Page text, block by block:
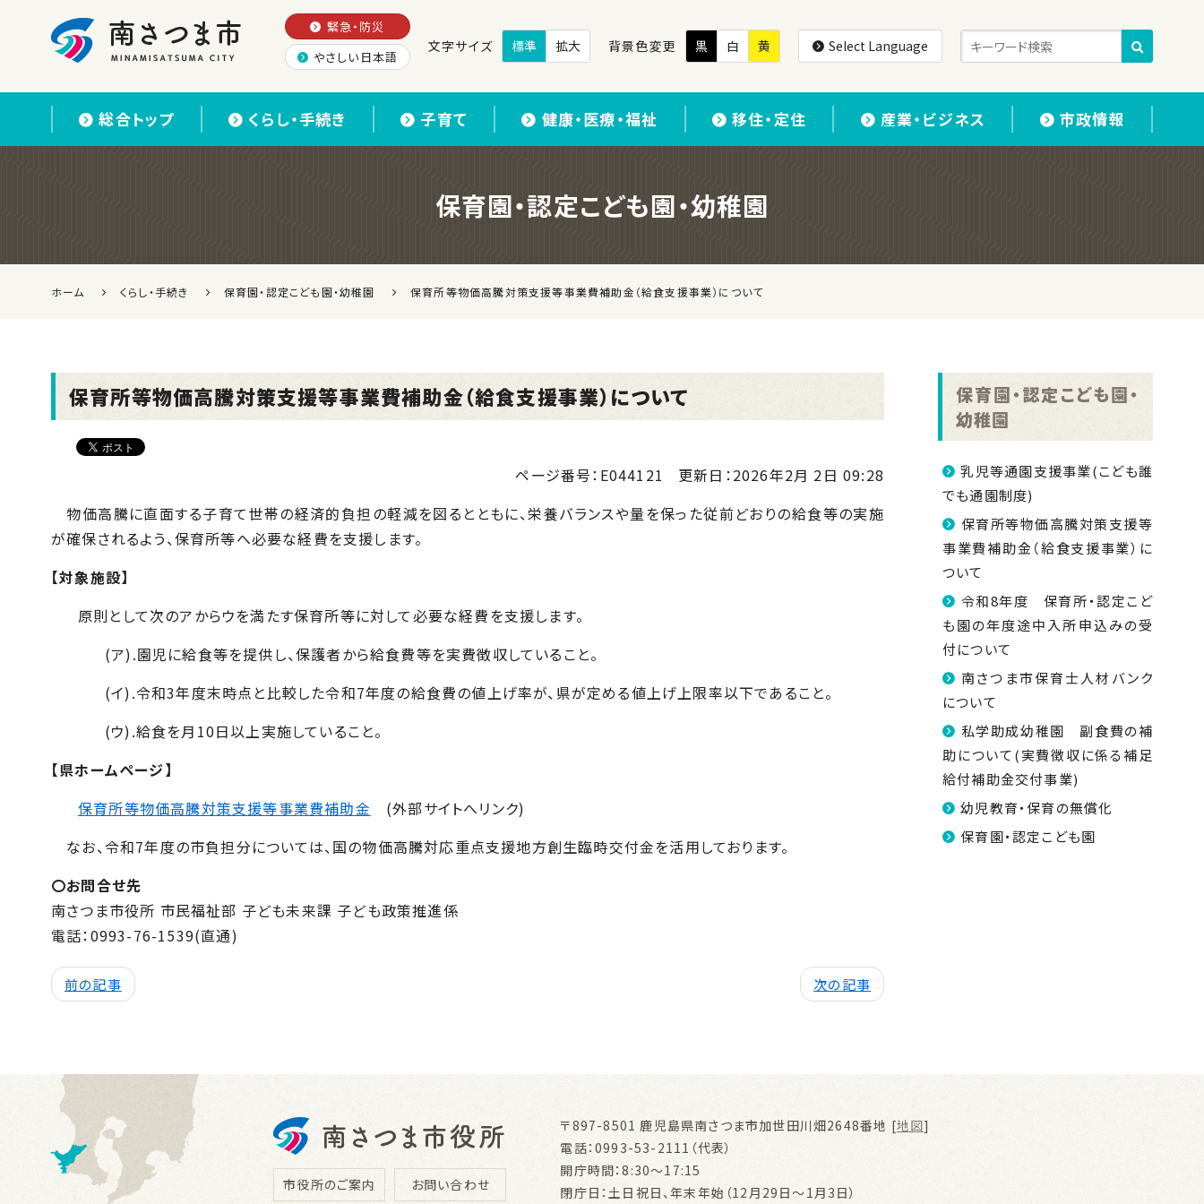
緊急・防災
やさしい日本語
文字サイズ 標準 拡大 背景色変更 黒 白 黄 Select Language
総合トップ くらし・手続き 子育て 健康・医療・福祉 移住・定住 産業・ビジネス 市政情報
保育園・認定こども園・幼稚園
ホーム くらし・手続き 保育園・認定こども園・幼稚園 保育所等物価高騰対策支援等事業費補助金（給食支援事業）について
保育所等物価高騰対策支援等事業費補助金（給食支援事業）について
ページ番号：E044121 更新日：2026年2月 2日 09:28
物価高騰に直面する子育て世帯の経済的負担の軽減を図るとともに、栄養バランスや量を保った従前どおりの給食等の実施
が確保されるよう、保育所等へ必要な経費を支援します。
【対象施設】
原則として次のアからウを満たす保育所等に対して必要な経費を支援します。
(ア).園児に給食等を提供し、保護者から給食費等を実費徴収していること。
(イ).令和3年度末時点と比較した令和7年度の給食費の値上げ率が、県が定める値上げ上限率以下であること。
(ウ).給食を月 10日以上実施していること。
【県ホームページ】
保育所等物価高騰対策支援等事業費補助金 (外部サイトへリンク)
なお、令和7年度の市負担分については、国の物価高騰対応重点支援地方創生臨時交付金を活用しております。
〇お問合せ先
南さつま市役所 市民福祉部 子ども未来課 子ども政策推進係
電話：0993-76-1539(直通)
前の記事 次の記事
保育園・認定こども園・
幼稚園
乳児等通園支援事業(こども誰
でも通園制度)
保育所等物価高騰対策支援等
事業費補助金（給食支援事業）に
ついて
令和8年度 保育所・認定こど
も園の年度途中入所申込みの受
付について
南さつま市保育士人材バンク
について
私学助成幼稚園 副食費の補
助について(実費徴収に係る補足
給付補助金交付事業)
幼児教育・保育の無償化
保育園・認定こども園
市役所のご案内 お問い合わせ
〒897-8501鹿児島県南さつま市加世田川畑2648番地 [地図]
電話：0993-53-2111（代表）
開庁時間：8:30～17:15
閉庁日：土日祝日、年末年始（12月29日～1月3日）